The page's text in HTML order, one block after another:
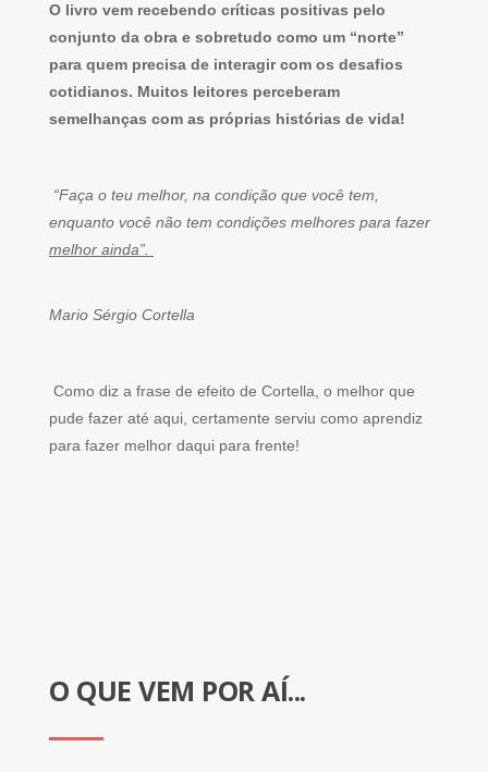
O livro vem recebendo críticas positivas pelo
conjunto da obra e sobretudo como um “norte”
para quem precisa de interagir com os desafios
cotidianos. Muitos leitores perceberam
semelhanças com as próprias histórias de vida!
“Faça o teu melhor, na condição que você tem,
enquanto você não tem condições melhores para fazer
melhor ainda”.
Mario Sérgio Cortella
Como diz a frase de efeito de Cortella, o melhor que
pude fazer até aqui, certamente serviu como aprendiz
para fazer melhor daqui para frente!
O QUE VEM POR AÍ...